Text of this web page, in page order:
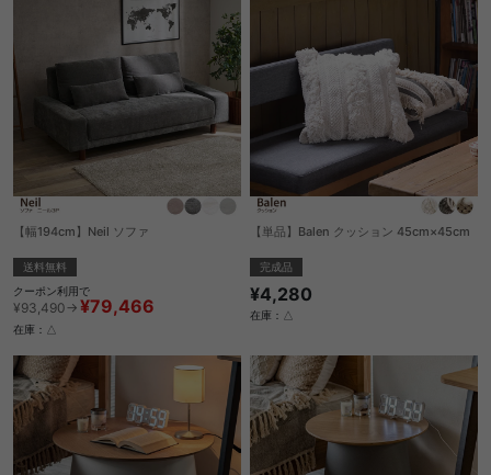
【幅194cm】Neil ソファ
送料無料
クーポン利用で
¥93,490→ ¥79,466
在庫：△
【単品】Balen クッション 45cm×45cm
完成品
¥4,280
在庫：△